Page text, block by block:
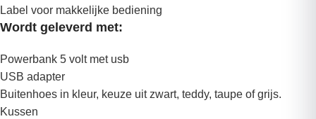
Label voor makkelijke bediening
Wordt geleverd met:
Powerbank 5 volt met usb
USB adapter
Buitenhoes in kleur, keuze uit zwart, teddy, taupe of grijs.
Kussen